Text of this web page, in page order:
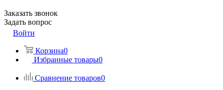
Заказать звонок
Задать вопрос
Войти
Корзина0
Избранные товары0
Сравнение товаров0